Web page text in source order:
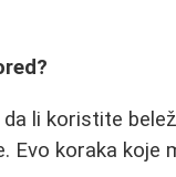
li koristite
Evo koraka koje